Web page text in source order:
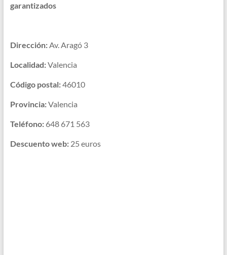
garantizados
Dirección:Av. Aragó 3
Localidad:Valencia
Código postal:46010
Provincia:Valencia
Teléfono:648 671 563
Descuento web:25 euros